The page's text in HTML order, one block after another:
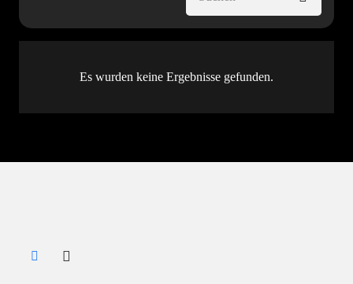
Es wurden keine Ergebnisse gefunden.